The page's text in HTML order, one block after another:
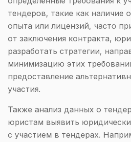
тендеров, такие как наличие
опыта или лицензий, часто
от заключения контракта,
разработать стратегии,
минимизацию этих
предоставление
участия.
Также анализ данных о
юристам выявить
с участием в тендерах.